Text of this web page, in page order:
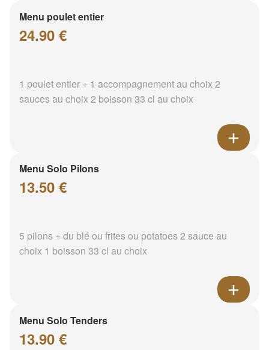
Menu poulet entier
24.90 €
1 poulet entier + 1 accompagnement au choix 2
sauces au choix 2 boisson 33 cl au choix
Menu Solo Pilons
13.50 €
5 pilons + du blé ou frites ou potatoes 2 sauce au
choix 1 boisson 33 cl au choix
Menu Solo Tenders
13.90 €